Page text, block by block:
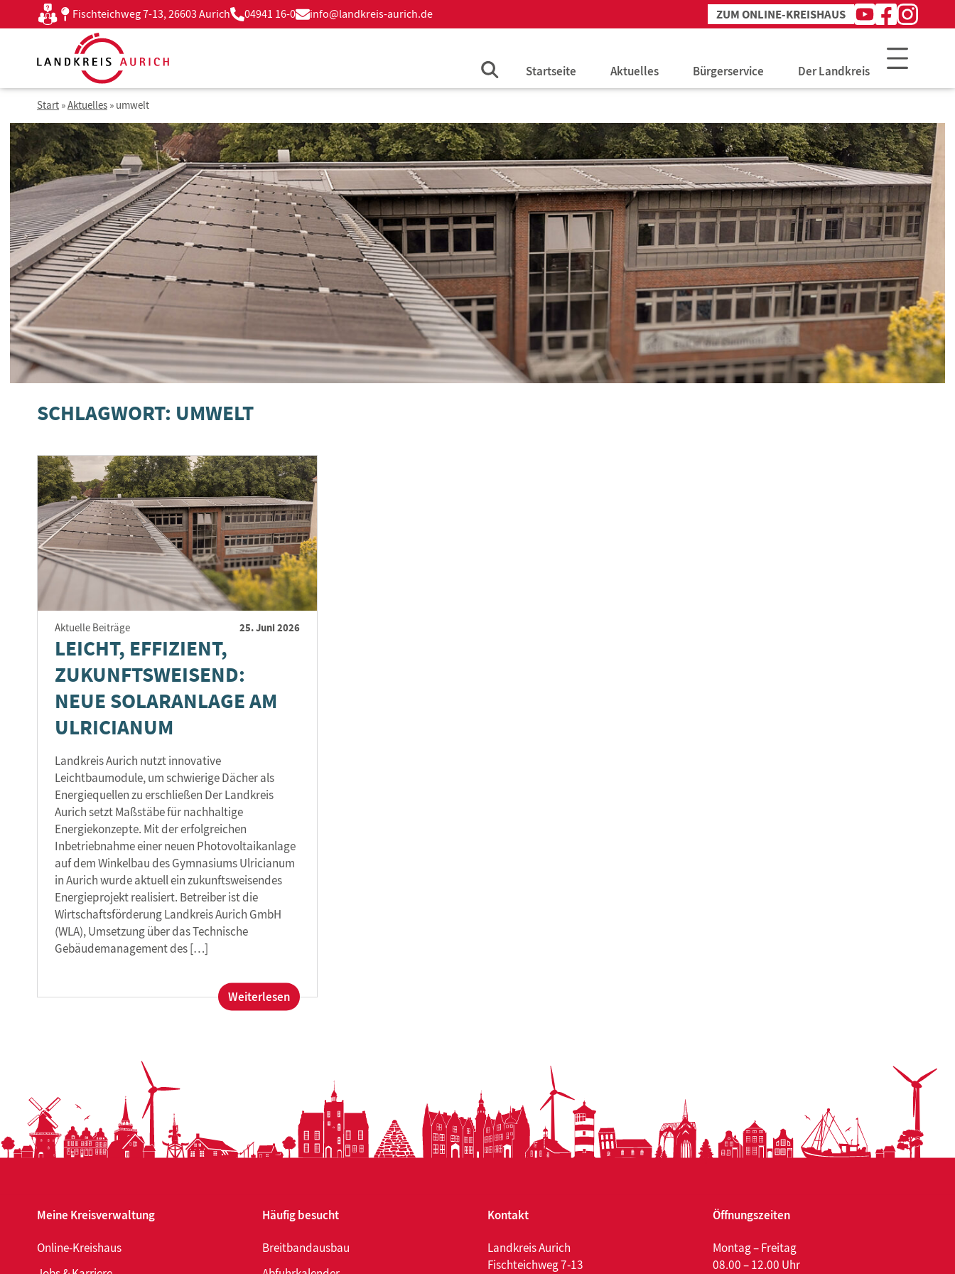
Inhalt
KontaktFischteichweg 7-13, 26603 Aurich 04941 16-0 info@landkreis-aurich.de ZUM ONLINE-KREISHAUS Youtube
Landkreises
Facebook
des
Landkreises
Instagram
des
Landkreises
Startseite Aktuelles
Ausschreibungen
Bekanntmachungen
Amtsblätter
Bürgerservice
Bauen & Umwelt
Bildung & Schulen
Gesundheit & Prävention
Jugend & Familie
ÖPNV & Verkehr
Ordnung & Veterinär
Wirtschaft & Klima
Der Landkreis
Jobs & Karriere
Politik
Start »Aktuelles » umwelt
SCHLAGWORT: UMWELT
Aktuelle Beiträge 25. Juni 2026
LEICHT, EFFIZIENT,
ZUKUNFTSWEISEND:
NEUE SOLARANLAGE AM
ULRICIANUM
Landkreis Aurich nutzt innovative
Leichtbaumodule, um schwierige Dächer als
Energiequellen zu erschließen Der Landkreis
Aurich setzt Maßstäbe für nachhaltige
Energiekonzepte. Mit der erfolgreichen
Inbetriebnahme einer neuen Photovoltaikanlage
auf dem Winkelbau des Gymnasiums Ulricianum
in Aurich wurde aktuell ein zukunftsweisendes
Energieprojekt realisiert. Betreiber ist die
Wirtschaftsförderung Landkreis Aurich GmbH
(WLA), Umsetzung über das Technische
Gebäudemanagement des […]
Weiterlesen:
Leicht,
Solaranlage
Ulricianum
Meine Kreisverwaltung
Online-Kreishaus
Häufig besucht
Breitbandausbau
Kontakt
Landkreis Aurich
Fischteichweg 7-13
Öffnungszeiten
Montag – Freitag
08.00 – 12.00 Uhr